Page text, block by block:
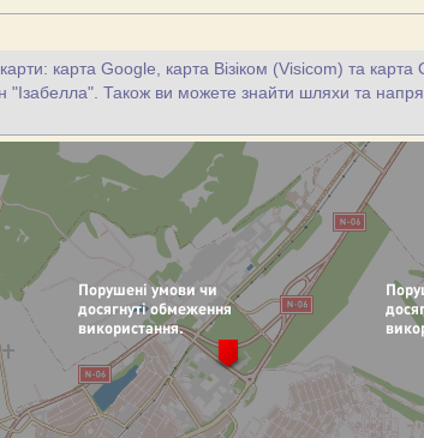
карти: карта Google, карта Візіком (Visicom) та
"Ізабелла". Також ви можете знайти шляхи та